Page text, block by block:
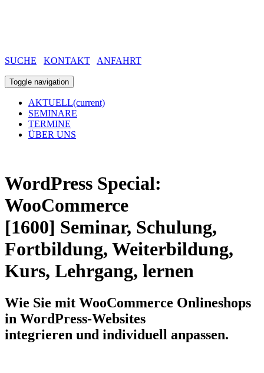
SUCHE KONTAKT ANFAHRT
Toggle navigation
AKTUELL(current)
SEMINARE
TERMINE
ÜBER UNS
WordPress Special:
WooCommerce
[1600] Seminar, Schulung,
Fortbildung, Weiterbildung,
Kurs, Lehrgang, lernen
Wie Sie mit WooCommerce Onlineshops
in WordPress-Websites
integrieren und individuell anpassen.